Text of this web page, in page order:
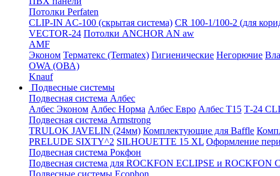
Потолки Perfaten
CLIP-IN AC-100 (скрытая система) CR 100-1/100-2 (для
VECTOR-24 Потолки ANCHOR AN aw
AMF
Эконом Терматекс (Termatex) Гигиенические Негорючие
OWA (ОВА)
Knauf
Подвесные системы
Подвесная система Албес
Албес Эконом Албес Норма Албес Евро Албес T15 Т-24
Подвесная система Armstrong
TRULOK JAVELIN (24мм) Комплектующие для Baffle
PRELUDE SIXTY^2 SILHOUETTE 15 XL Оформление
Подвесная система Рокфон
Подвесная система для ROCKFON ECLIPSE и ROCKFON
Подвесные системы Ecophon